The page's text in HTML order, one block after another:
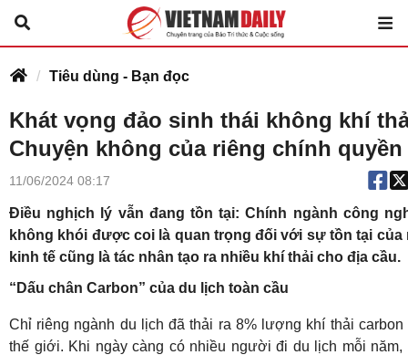
Tiêu dùng - Bạn đọc
Khát vọng đảo sinh thái không khí
Chuyện không của riêng chính quyền
11/06/2024 08:17
Điều nghịch lý vẫn đang tồn tại: Chính ngành công
không khói được coi là quan trọng đối với sự tồn tại của
kinh tế cũng là tác nhân tạo ra nhiều khí thải cho địa cầu.
“Dấu chân Carbon” của du lịch toàn cầu
Chỉ riêng ngành du lịch đã thải ra 8% lượng khí thải carbon
thế giới. Khi ngày càng có nhiều người đi du lịch mỗi năm,